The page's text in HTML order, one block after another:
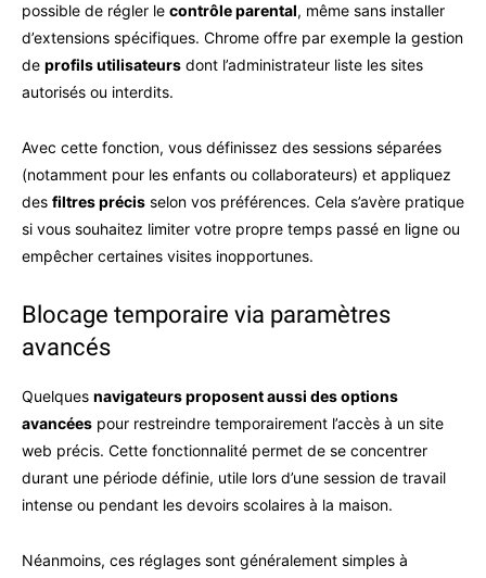
possible de régler le contrôle parental, même sans installer
d’extensions spécifiques. Chrome offre par exemple la gestion
de profils utilisateurs dont l’administrateur liste les sites
autorisés ou interdits.
Avec cette fonction, vous définissez des sessions séparées
(notamment pour les enfants ou collaborateurs) et appliquez
des filtres précis selon vos préférences. Cela s’avère pratique
si vous souhaitez limiter votre propre temps passé en ligne ou
empêcher certaines visites inopportunes.
Blocage temporaire via paramètres
avancés
Quelques navigateurs proposent aussi des options
avancées pour restreindre temporairement l’accès à un site
web précis. Cette fonctionnalité permet de se concentrer
durant une période définie, utile lors d’une session de travail
intense ou pendant les devoirs scolaires à la maison.
Néanmoins, ces réglages sont généralement simples à